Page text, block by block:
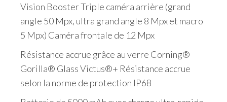
Vision Booster Triple caméra arrière (grand
angle 50 Mpx, ultra grand angle 8 Mpx et macro
5 Mpx) Caméra frontale de 12 Mpx
Résistance accrue grâce au verre Corning®
Gorilla® Glass Victus®+ Résistance accrue
selon la norme de protection IP68